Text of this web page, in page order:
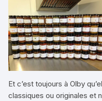
Et c’est toujours à Olby
classiques ou originales et